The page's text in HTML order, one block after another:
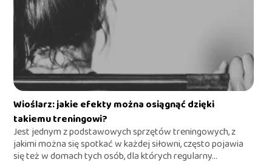
Wioślarz: jakie efekty można osiągnąć dzięki
takiemu treningowi?
Jest jednym z podstawowych sprzętów treningowych, z
jakimi można się spotkać w każdej siłowni, często pojawia
się też w domach tych osób, dla których regularny...